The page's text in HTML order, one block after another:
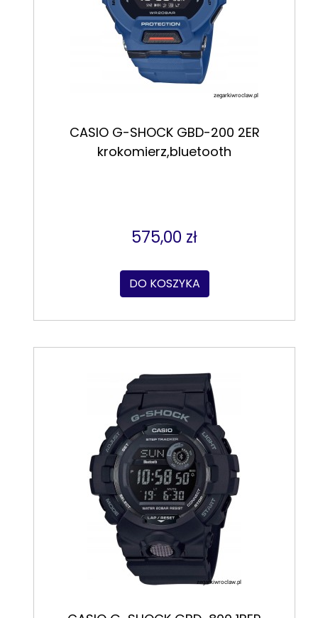
CASIO G-SHOCK GBD-200 2ER
krokomierz,bluetooth
575,00 zł
DO KOSZYKA